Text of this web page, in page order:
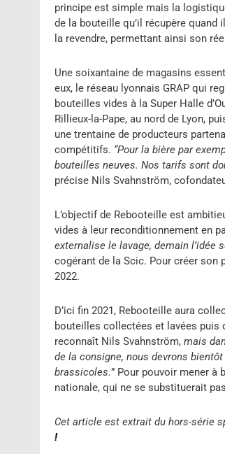
principe est simple mais la
de la bouteille qu’il récupère
la revendre, permettant ainsi son
Une soixantaine de magasins
eux, le réseau lyonnais GRAP qui
bouteilles vides à la Super Halle
Rillieux-la-Pape, au nord de Lyon,
une trentaine de producteurs
compétitifs. “Pour la bière par
bouteilles neuves. Nos tarifs sont
précise Nils Svahnström,
L’objectif de Rebooteille est
vides à leur reconditionnement en
externalise le lavage, demain l’idée
cogérant de la Scic. Pour créer son
2022.
D’ici fin 2021, Rebooteille aura
bouteilles collectées et lavées puis
reconnaît Nils Svahnström,mais
de la consigne, nous devrons
brassicoles.” Pour pouvoir mener à
nationale, qui ne se substituerait
Cet article est extrait du hors-série
!